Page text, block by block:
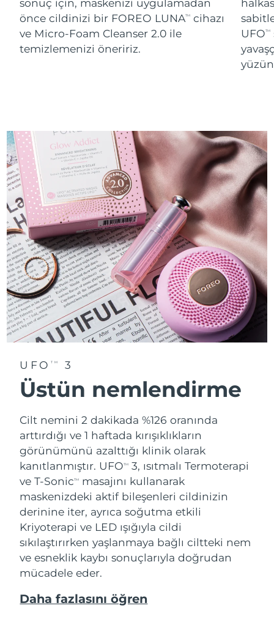
önce cildinizi bir FOREO LUNATM
cihazı
ve Micro-Foam Cleanser 2.0 ile
temizlemenizi öneririz.
UFOTM
UFO TM 3
Üstün nemlendirme
Cilt nemini 2 dakikada %126 oranında
arttırdığı ve 1 haftada kırışıklıkların
görünümünü azalttığı klinik olarak
kanıtlanmıştır. UFOTM
3, ısıtmalı Termoterapi
ve T-SonicTM
masajını kullanarak
maskenizdeki aktif bileşenleri cildinizin
derinine iter, ayrıca soğutma etkili
Kriyoterapi ve LED ışığıyla cildi
sıkılaştırırken yaşlanmaya bağlı ciltteki nem
ve esneklik kaybı sonuçlarıyla doğrudan
mücadele eder.
Daha fazlasını öğren